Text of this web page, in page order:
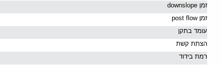
זמן
downslope
זמן
post f low
עומד בתקן
הצתת קשת
רמת בידוד